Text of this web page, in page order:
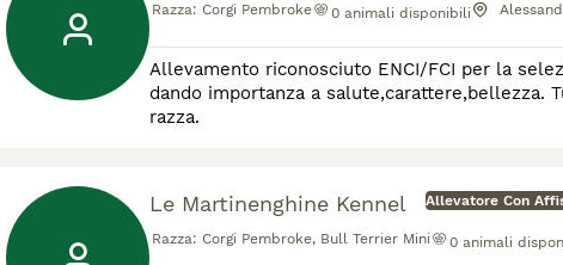
Razza: Corgi Pembroke 0 animali disponibili
Allevamento riconosciuto ENCI/FCI per la
dando importanza a
razza.
Le Martinenghine Kennel Allevatore Con
Razza: Corgi Pembroke, Bull Terrier Mini 0 animali